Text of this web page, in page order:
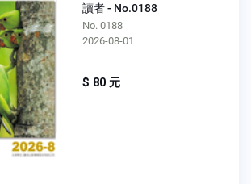
讀者 - No.0188
No. 0188
2026-08-01
$ 80 元